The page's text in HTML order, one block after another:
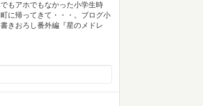
もアホでもなかった小学生時
に帰ってきて・・・。ブログ小
きおろし番外編『星のメドレ